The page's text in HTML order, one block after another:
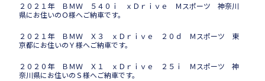
２０２１年 ＢＭＷ ５４０ｉ ｘＤｒｉｖｅ Ｍスポーツ 神奈川
県にお住いのＯ様へご納車です。
２０２１年 ＢＭＷ Ｘ３ ｘＤｒｉｖｅ ２０ｄ Ｍスポーツ 東
京都にお住いのＹ様へご納車です。
２０２０年 ＢＭＷ Ｘ１ ｘＤｒｉｖｅ ２５ｉ Ｍスポーツ 神
奈川県にお住いのＳ様へご納車です。